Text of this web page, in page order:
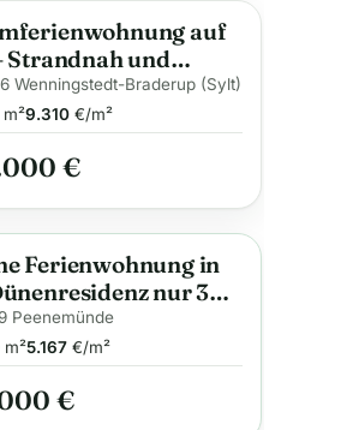
auf
Strandnah und
Wenningstedt-Braderup (Sylt)
m²9.310€/m²
€
Ferienwohnung in
nur 300
Strand zu
Peenemünde
m²5.167€/m²
€